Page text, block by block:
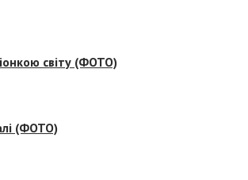
світу (ФОТО)
(ФОТО)